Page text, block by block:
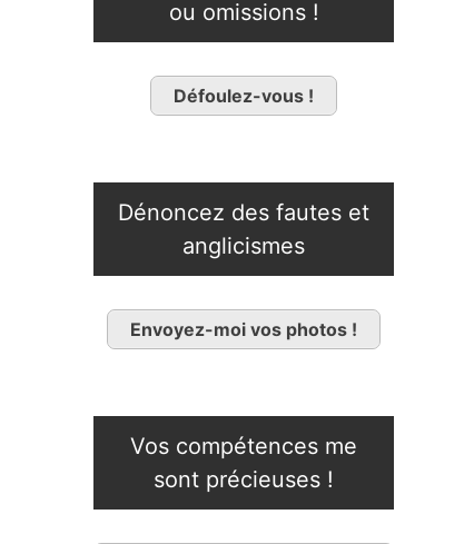
ou omissions !
Défoulez-vous !
Dénoncez des fautes et
anglicismes
Envoyez-moi vos photos !
Vos compétences me
sont précieuses !